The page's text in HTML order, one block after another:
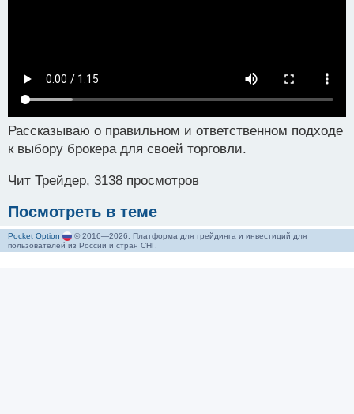
Рассказываю о правильном и ответственном подходе
к выбору брокера для своей торговли.
Чит Трейдер, 3138 просмотров
Посмотреть в теме
Pocket Option
© 2016—2026. Платформа для трейдинга и инвестиций для
пользователей из России и стран СНГ.